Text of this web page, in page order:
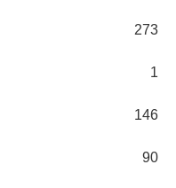
273
1
146
90